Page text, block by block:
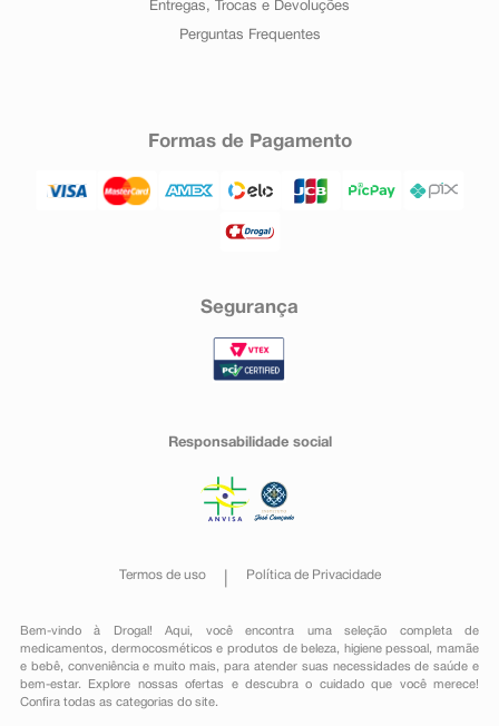
Entregas, Trocas e Devoluções
Perguntas Frequentes
Formas de Pagamento
Segurança
Responsabilidade social
Termos de uso Política de Privacidade
Bem-vindo à Drogal! Aqui, você encontra uma seleção completa de
medicamentos , dermocosméticos e produtos de beleza, higiene pessoal ,mamãe
e bebê, conveniênciae muito mais, para atender suas necessidades de saúde e
bem-estar. Explore nossas ofertas e descubra o cuidado que você merece!
Confira todas as categorias do site.